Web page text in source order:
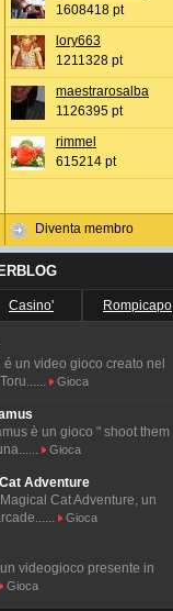
1608418 pt
lory663
1211328 pt
maestrarosalba
1126395 pt
rimmel
615214 pt
Diventa membro
Casino' Rompicapo
é un video gioco creato nel
Gioca
è un gioco " shoot them
Gioca
Adventure
Cat Adventure, un
Gioca
videogioco presente in
Gioca